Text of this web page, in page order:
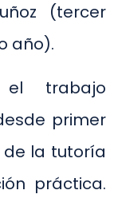
(tercer
año).
el trabajo
primer
la tutoría
práctica.